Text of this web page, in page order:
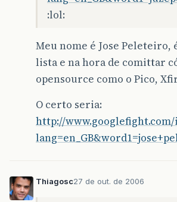
:lol:
Meu nome é Jose Peleteiro,
lista e na hora de comittar
opensource como o Pico,
O certo seria:
http://www.googlefight.com/
Thiagosc27 de out. de 2006